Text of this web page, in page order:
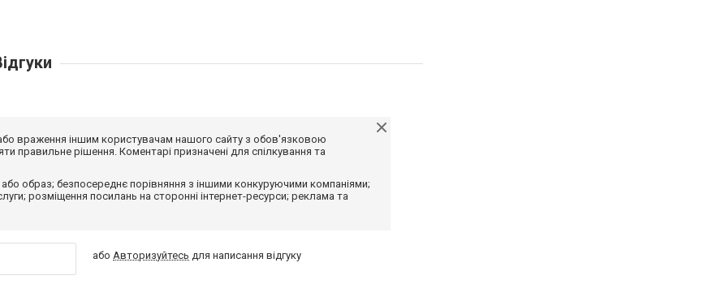
враження іншим користувачам нашого сайту з обов'язковою
правильне рішення. Коментарі призначені для спілкування та
образ; безпосереднє порівняння з іншими конкуруючими компаніями;
розміщення посилань на сторонні інтернет-ресурси; реклама та
або Авторизуйтесь для написання відгуку